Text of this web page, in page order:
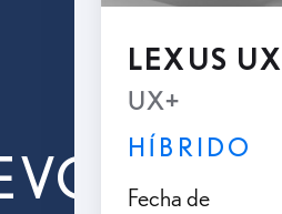
LEXUS UX
UX+
HÍBRIDO
Fecha de